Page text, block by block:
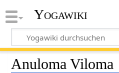
Yogawiki
Anuloma Viloma